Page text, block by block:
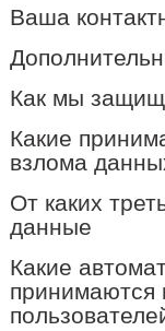
Ваша
Как мы
Какие
взлома
От каких
данные
Какие
принимаются